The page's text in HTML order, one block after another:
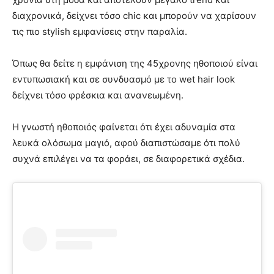
διαχρονικά, δείχνει τόσο chic και μπορούν να χαρίσουν
τις πιο stylish εμφανίσεις στην παραλία.
Όπως θα δείτε η εμφάνιση της 45χρονης ηθοποιού είναι
εντυπωσιακή και σε συνδυασμό με το wet hair look
δείχνει τόσο φρέσκια και ανανεωμένη.
Η γνωστή ηθοποιός φαίνεται ότι έχει αδυναμία στα
λευκά ολόσωμα μαγιό, αφού διαπιστώσαμε ότι πολύ
συχνά επιλέγει να τα φοράει, σε διαφορετικά σχέδια.